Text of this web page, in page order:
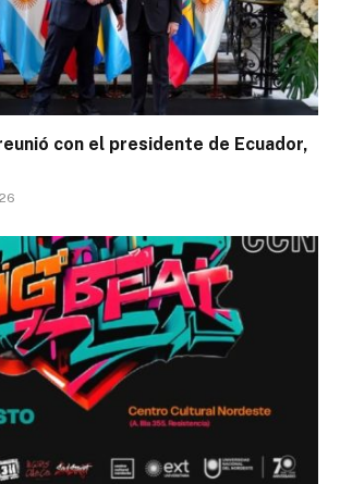
con el presidente de Ecuador,